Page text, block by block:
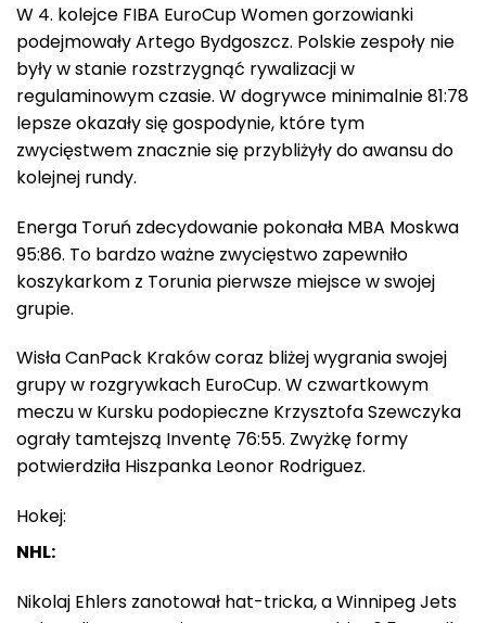
W 4. kolejce FIBA EuroCup Women gorzowianki
podejmowały Artego Bydgoszcz. Polskie zespoły nie
były w stanie rozstrzygnąć rywalizacji w
regulaminowym czasie. W dogrywce minimalnie 81:78
lepsze okazały się gospodynie, które tym
zwycięstwem znacznie się przybliżyły do awansu do
kolejnej rundy.
Energa Toruń zdecydowanie pokonała MBA Moskwa
95:86. To bardzo ważne zwycięstwo zapewniło
koszykarkom z Torunia pierwsze miejsce w swojej
grupie.
Wisła CanPack Kraków coraz bliżej wygrania swojej
grupy w rozgrywkach EuroCup. W czwartkowym
meczu w Kursku podopieczne Krzysztofa Szewczyka
ograły tamtejszą Inventę 76:55. Zwyżkę formy
potwierdziła Hiszpanka Leonor Rodriguez.
Hokej:
NHL:
Nikolaj Ehlers zanotował hat-tricka, a Winnipeg Jets